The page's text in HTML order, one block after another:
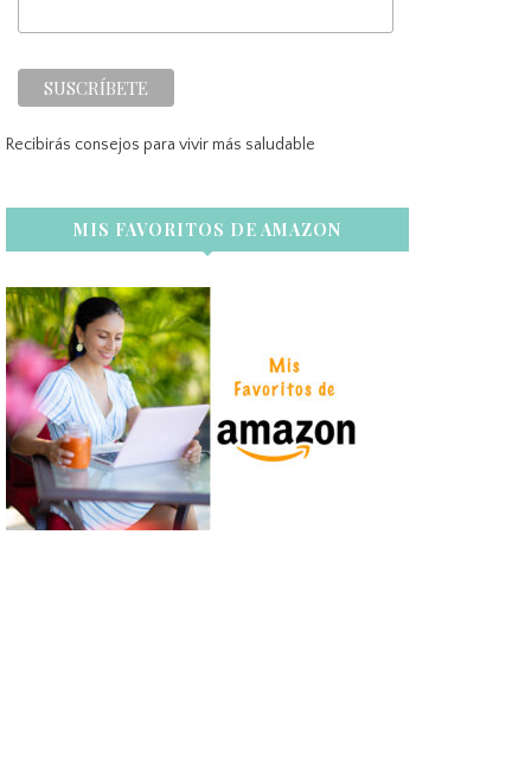
Recibirás consejos para vivir más saludable
MIS FAVORITOS DE AMAZON